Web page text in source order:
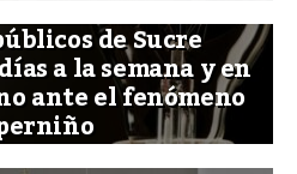
de Sucre
a la semana y en
ante el fenómeno